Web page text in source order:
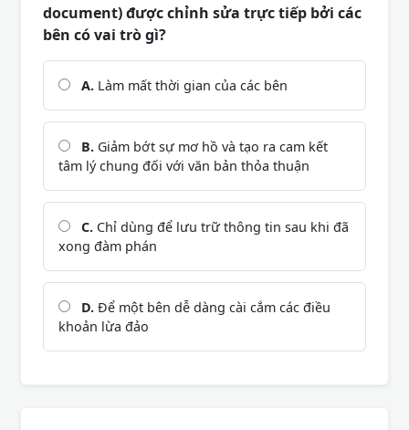
document) được chỉnh sửa trực tiếp bởi các
bên có vai trò gì?
A. Làm mất thời gian của các bên
B. Giảm bớt sự mơ hồ và tạo ra cam kết
tâm lý chung đối với văn bản thỏa thuận
C. Chỉ dùng để lưu trữ thông tin sau khi đã
xong đàm phán
D. Để một bên dễ dàng cài cắm các điều
khoản lừa đảo